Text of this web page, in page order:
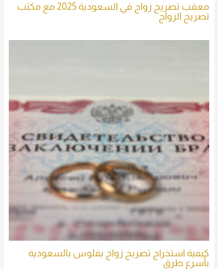
معقب تصريح زواج في السعودية 2025 مع مكتب
تصريح الزواج
كيفية استخراج تصريح زواج بفلوس بالسعودية
بأسرع طرق